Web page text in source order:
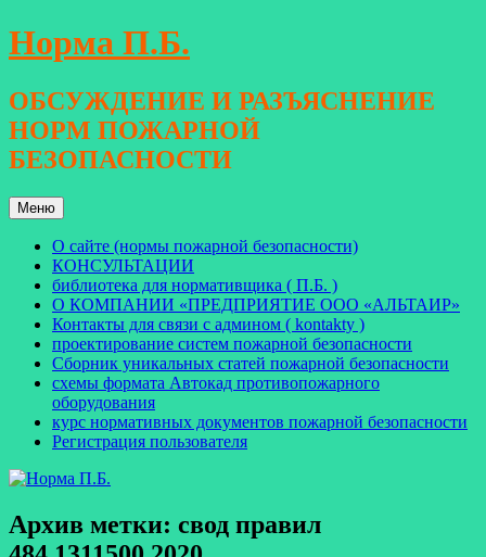
Перейти
к
Норма П.Б.
ОБСУЖДЕНИЕ И РАЗЪЯСНЕНИЕ
НОРМ ПОЖАРНОЙ
БЕЗОПАСНОСТИ
Меню
О сайте (нормы пожарной безопасности)
КОНСУЛЬТАЦИИ
библиотека для нормативщика ( П.Б. )
О КОМПАНИИ «ПРЕДПРИЯТИЕ ООО «АЛЬТАИР»
Контакты для связи с админом ( kontakty )
проектирование систем пожарной безопасности
Сборник уникальных статей пожарной безопасности
схемы формата Автокад противопожарного
оборудования
курс нормативных документов пожарной безопасности
Регистрация пользователя
Архив метки: свод правил